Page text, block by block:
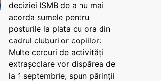
deciziei ISMB de a nu mai
acorda sumele pentru
posturile la plata cu ora din
cadrul cluburilor copiilor:
Multe cercuri de activități
extrașcolare vor dispărea de
la 1 septembrie, spun părinții